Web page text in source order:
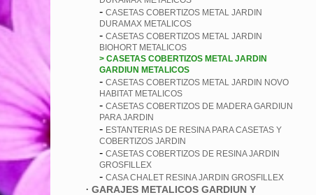
- CASETAS COBERTIZOS METAL JARDIN
DURAMAX METALICOS
- CASETAS COBERTIZOS METAL JARDIN
BIOHORT METALICOS
> CASETAS COBERTIZOS METAL JARDIN
GARDIUN METALICOS
- CASETAS COBERTIZOS METAL JARDIN NOVO
HABITAT METALICOS
- CASETAS COBERTIZOS DE MADERA GARDIUN
PARA JARDIN
- ESTANTERIAS DE RESINA PARA CASETAS Y
COBERTIZOS JARDIN
- CASETAS COBERTIZOS DE RESINA JARDIN
GROSFILLEX
- CASA CHALET RESINA JARDIN GROSFILLEX
· GARAJES METALICOS GARDIUN Y